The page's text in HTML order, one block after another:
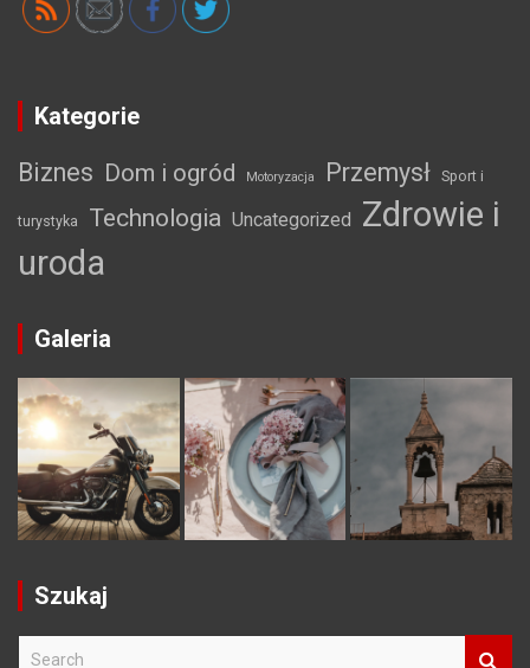
Kategorie
Biznes Dom i ogród Motoryzacja Przemysł Sport i
turystyka Technologia Uncategorized
Zdrowie i
uroda
Galeria
Szukaj